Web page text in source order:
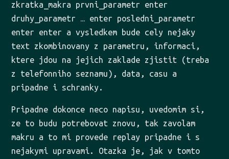
zkratka_makra prvni_parametr enter
druhy_parametr … enter posledni_parametr
enter enter a vysledkem bude cely nejaky
text zkombinovany z parametru, informaci,
ktere jdou na jejich zaklade zjistit (treba
z telefonniho seznamu), data, casu a
pripadne i schranky.
Pripadne dokonce neco napisu, uvedomim si,
ze to budu potrebovat znovu, tak zavolam
makru a to mi provede replay pripadne i s
nejakymi upravami. Otazka je, jak v tomto